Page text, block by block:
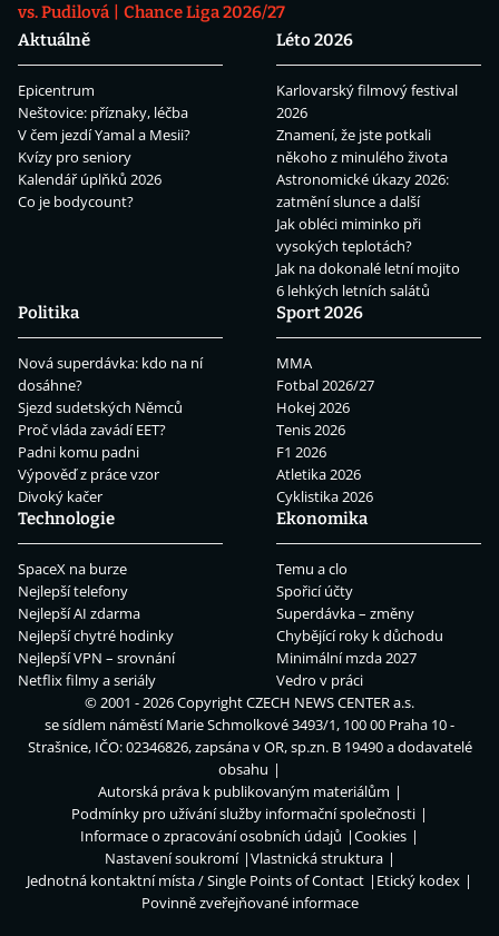
vs. Pudilová
Chance Liga 2026/27
Aktuálně
Epicentrum
Neštovice: příznaky, léčba
V čem jezdí Yamal a Mesii?
Kvízy pro seniory
Kalendář úplňků 2026
Co je bodycount?
Léto 2026
Karlovarský filmový festival
2026
Znamení, že jste potkali
někoho z minulého života
Astronomické úkazy 2026:
zatmění slunce a další
Jak obléci miminko při
vysokých teplotách?
Jak na dokonalé letní mojito
6 lehkých letních salátů
Politika
Nová superdávka: kdo na ní
dosáhne?
Sjezd sudetských Němců
Proč vláda zavádí EET?
Padni komu padni
Výpověď z práce vzor
Divoký kačer
Sport 2026
MMA
Fotbal 2026/27
Hokej 2026
Tenis 2026
F1 2026
Atletika 2026
Cyklistika 2026
Technologie
SpaceX na burze
Nejlepší telefony
Nejlepší AI zdarma
Nejlepší chytré hodinky
Nejlepší VPN – srovnání
Netflix filmy a seriály
Ekonomika
Temu a clo
Spořicí účty
Superdávka – změny
Chybějící roky k důchodu
Minimální mzda 2027
Vedro v práci
© 2001 - 2026 CopyrightCZECH NEWS CENTER a.s.
se sídlem náměstí Marie Schmolkové 3493/1, 100 00 Praha 10 -
Strašnice, IČO: 02346826, zapsána v OR, sp.zn. B 19490 a dodavatelé
obsahu
Autorská práva k publikovaným materiálům
Podmínky pro užívání služby informační společnosti
Informace o zpracování osobních údajů
Cookies
Nastavení soukromí
Vlastnická struktura
Jednotná kontaktní místa / Single Points of Contact
Etický kodex
Povinně zveřejňované informace